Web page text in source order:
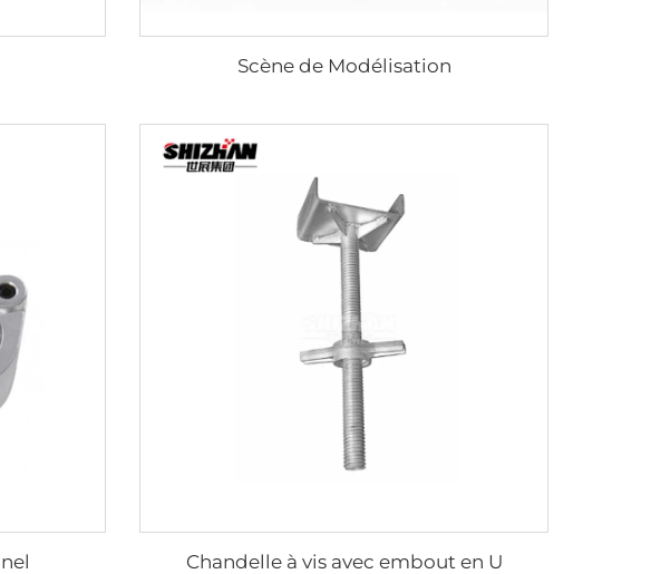
Scène de Modélisation
Chandelle à vis avec embout en U